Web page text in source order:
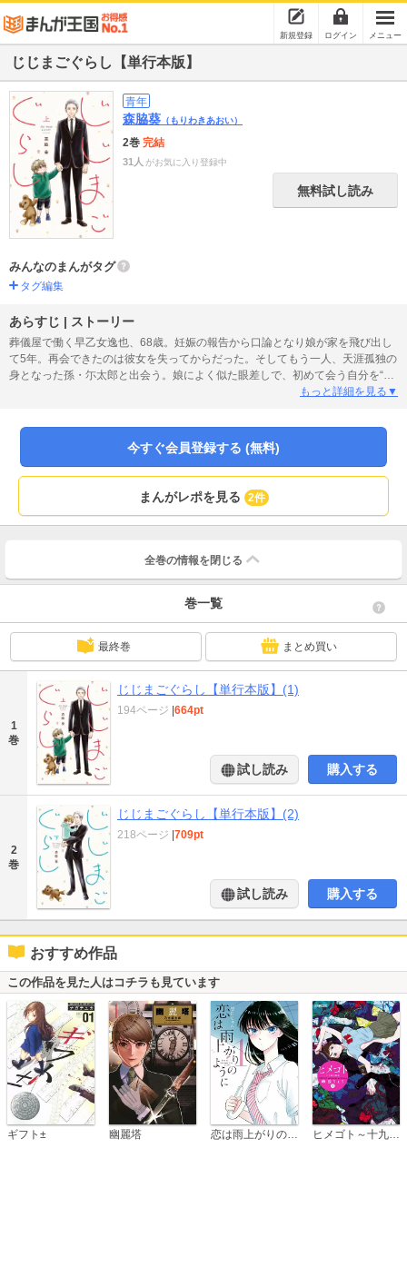
新規登録 ログイン メニュー
じじまごぐらし【単行本版】
青年
森脇葵 （もりわきあおい）
2巻 完結
31人 がお気に入り登録中
無料試し読み
みんなのまんがタグ
タグ編集
あらすじ | ストーリー
葬儀屋で働く早乙女逸也、68歳。妊娠の報告から口論となり娘が家を飛び出し
て5年。再会できたのは彼女を失ってからだった。そしてもう一人、天涯孤独の
身となった孫・尓太郎と出会う。娘によく似た眼差しで、初めて会う自分を“祖
父”と言ってくれた尓太郎。仕事人間で家庭を省みることができなかった後悔か
+単行本収録の描き下ろし番外編※本作品は、電子書籍「じじまごぐらし」1巻
～7巻を収録した単行本「じじまごぐらし 上」の電子書籍版です。
もっと詳細を見る▼
今すぐ会員登録する (無料)
まんがレポを見る 2件
全巻の情報を 閉じる
巻一覧
最終巻 まとめ買い
1
巻
じじまごぐらし【単行本版】(1)
194ページ |664pt
試し読み 購入する
2
巻
じじまごぐらし【単行本版】(2)
218ページ |709pt
試し読み 購入する
おすすめ作品
この作品を見た人はコチラも見ています
ギフト± 幽麗塔 ヒメゴト～十九歳の制服～